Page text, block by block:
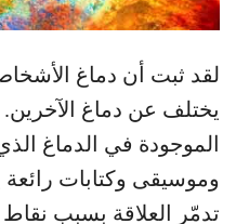
لقد ثبت أن دماغ
يختلف عن دماغ الآخرين.
الموجودة في الدماغ
وموسيقى وكتابات رائعة
تدمّر العلاقة بسبب نقاط